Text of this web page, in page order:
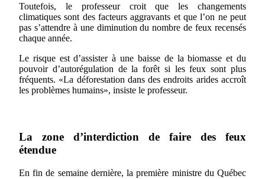
Toutefois, le professeur croit que les changements
climatiques sont des facteurs aggravants et que l’on ne peut
pas s’attendre à une diminution du nombre de feux recensés
chaque année.
Le risque est d’assister à une baisse de la biomasse et du
pouvoir d’autorégulation de la forêt si les feux sont plus
fréquents. «La déforestation dans des endroits arides accroît
les problèmes humains», insiste le professeur.
La zone d’interdiction de faire des feux
étendue
En fin de semaine dernière, la première ministre du Québec